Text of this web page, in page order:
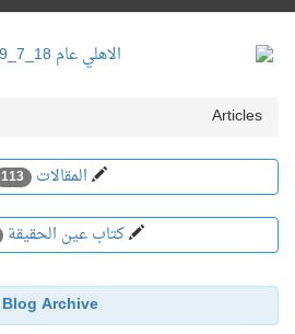
Articles
المقالات 113
كتاب عين الحقيقة
Blog Archive